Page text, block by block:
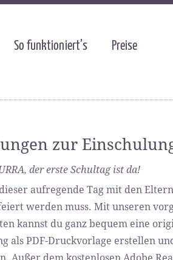
So funktioniert’s Preise
zur
der erste Schultag ist da!
aufregende Tag mit den
werden muss. Mit unseren
kannst du ganz bequem eine
als PDF-Druckvorlage erstellen